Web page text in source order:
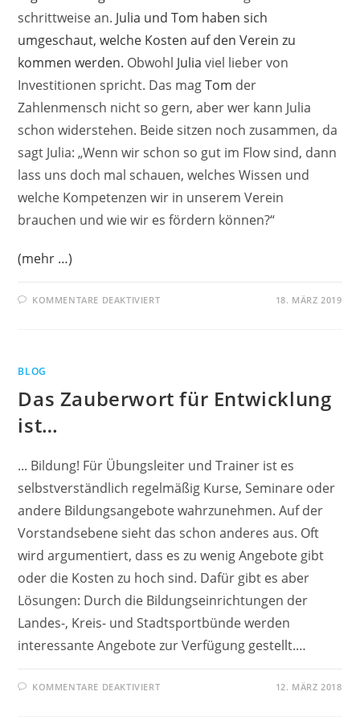
schrittweise an. Julia und Tom haben sich
umgeschaut, welche Kosten auf den Verein zu
kommen werden. Obwohl Julia viel lieber von
Investitionen spricht. Das magTom der
Zahlenmensch nicht so gern, aber wer kann Julia
schon widerstehen. Beide sitzen noch zusammen, da
sagt Julia: „Wenn wir schon so gut im Flow sind, dann
lass uns doch mal schauen, welches Wissen und
welche Kompetenzen wir in unserem Verein
brauchen und wie wir es fördern können?“
(mehr …)
KOMMENTARE DEAKTIVIERTFÜR 18. MÄRZ 2019
BLOG
Das Zauberwort für Entwicklung
ist…
... Bildung! Für Übungsleiter und Trainer ist es
selbstverständlich regelmäßig Kurse, Seminare oder
andere Bildungsangebote wahrzunehmen. Auf der
Vorstandsebene sieht das schon anderes aus. Oft
wird argumentiert, dass es zu wenig Angebote gibt
oder die Kosten zu hoch sind. Dafür gibt es aber
Lösungen: Durch die Bildungseinrichtungen der
Landes-, Kreis- und Stadtsportbünde werden
interessante Angebote zur Verfügung gestellt.…
KOMMENTARE DEAKTIVIERTFÜR 12. MÄRZ 2018